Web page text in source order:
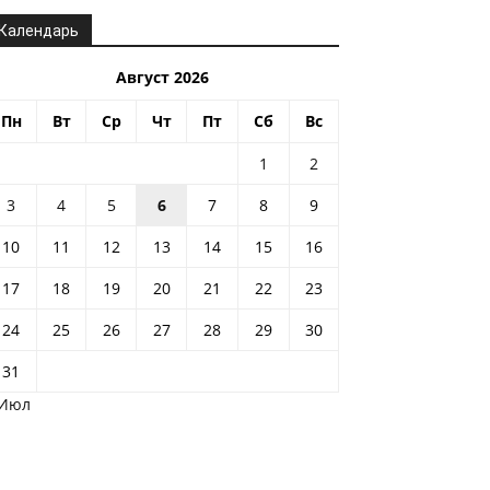
Август 2026
Пн Вт Ср Чт Пт Сб Вс
1
2
3
4 5 6 7 8
9
10
11 12 13 14 15
16
17
18 19 20 21 22
23
24
25 26 27 28 29
30
31